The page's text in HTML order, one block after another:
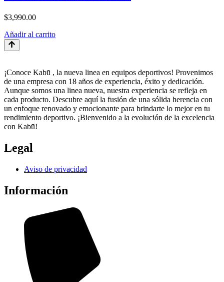
$3,990.00
Añadir al carrito
¡Conoce Kabū , la nueva linea en equipos deportivos! Provenimos
de una empresa con 18 años de experiencia, éxito y dedicación.
Aunque somos una linea nueva, nuestra experiencia se refleja en
cada producto. Descubre aquí la fusión de una sólida herencia con
un enfoque renovado y emocionante para brindarte lo mejor en tu
rendimiento deportivo. ¡Bienvenido a la evolución de la excelencia
con Kabū!
Legal
Aviso de privacidad
Información